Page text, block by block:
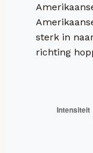
sterk in
richting